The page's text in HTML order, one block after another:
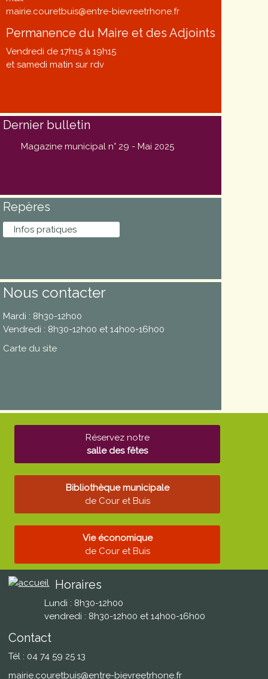
mairie.couretbuis@entre-bievreetrhone.fr
Permanence du Maire et des Adjoints
Vendredi de 17h15 à 19h15
et samedi matin sur rdv
Dernier bulletin
Magazine municipal n° 29 - Mai 2025
Repères
Infos pratiques
Nous contacter
Mardi : 8h30-12h00
Vendredi : 8h30-12h00 et 14h00-16h00
Carte du site
Réservez notre
salle des fêtes
Bibliothèque municipale
de Cour et Buis
Vie économique
de Cour et Buis
Horaires
Lundi : 8h30-12h00
vendredi : 8h30-12h00 et 14h00-16h00
Contact
Tél : 04 74 59 25 13
mairie.couretbuis@entre-bievreetrhone.fr